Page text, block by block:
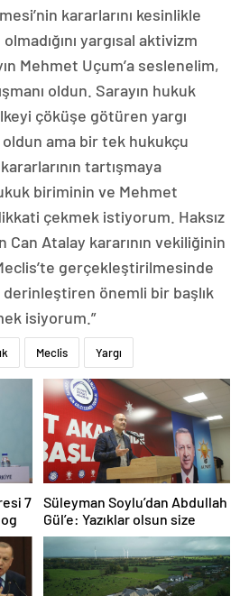
kararlarını kesinlikle
yargısal aktivizm
Mehmet Uçum’a seslenelim,
oldun. Sarayın hukuk
çöküşe götüren yargı
ama bir tek hukukçu
tartışmaya
biriminin ve Mehmet
çekmek istiyorum. Haksız
Atalay kararının vekiliğinin
gerçekleştirilmesinde
derinleştiren önemli bir başlık
isiyorum.”
Meclis Yargı
7
Süleyman Soylu’dan Abdullah
Gül’e: Yazıklar olsun size